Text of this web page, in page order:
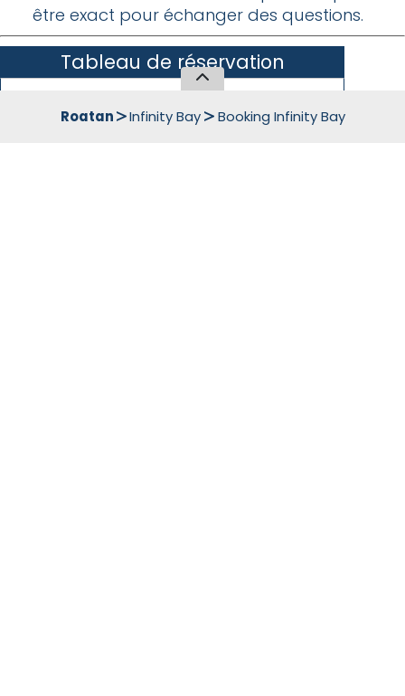
Roatan Infinity Bay Booking Infinity Bay
être exact pour échanger des questions.
Tableau de réservation
TGI Infinity Bay, Roatan